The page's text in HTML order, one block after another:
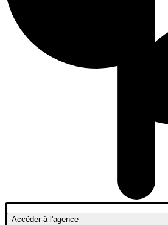
Accéderà l'agence